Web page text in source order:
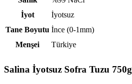
İyot
İyotsuz
Tane Boyutu İnce (0-1mm)
Menşei
Türkiye
Salina İyotsuz Sofra Tuzu 750g